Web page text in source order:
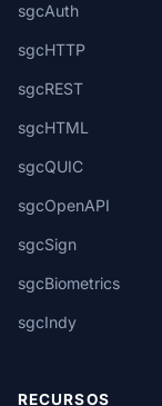
sgcAuth
sgcHTTP
sgcREST
sgcHTML
sgcQUIC
sgcOpenAPI
sgcSign
sgcBiometrics
sgcIndy
RECURSOS